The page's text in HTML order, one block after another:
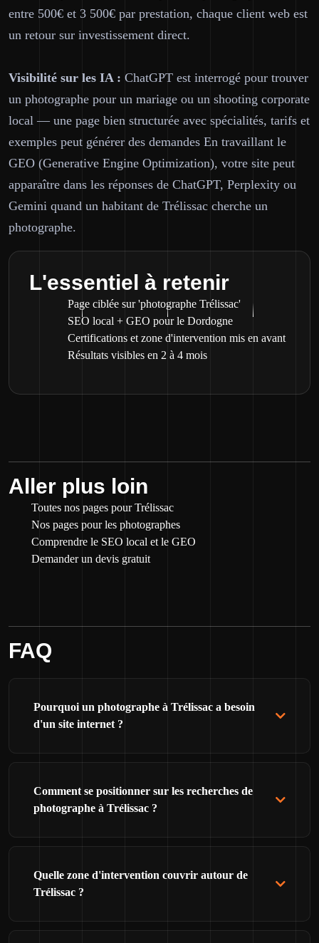
entre 500€ et 3 500€ par prestation, chaque client web est
un retour sur investissement direct.
Visibilité sur les IA : ChatGPT est interrogé pour trouver
un photographe pour un mariage ou un shooting corporate
local — une page bien structurée avec spécialités, tarifs et
exemples peut générer des demandes En travaillant le
GEO (Generative Engine Optimization), votre site peut
apparaître dans les réponses de ChatGPT, Perplexity ou
Gemini quand un habitant de Trélissac cherche un
photographe.
L'essentiel à retenir
Page ciblée sur 'photographe Trélissac'
SEO local + GEO pour le Dordogne
Certifications et zone d'intervention mis en avant
Résultats visibles en 2 à 4 mois
Aller plus loin
Toutes nos pages pour Trélissac
Nos pages pour les photographes
Comprendre le SEO local et le GEO
Demander un devis gratuit
FAQ
Pourquoi un photographe à Trélissac a besoin
d'un site internet ?
Comment se positionner sur les recherches de
photographe à Trélissac ?
Quelle zone d'intervention couvrir autour de
Trélissac ?